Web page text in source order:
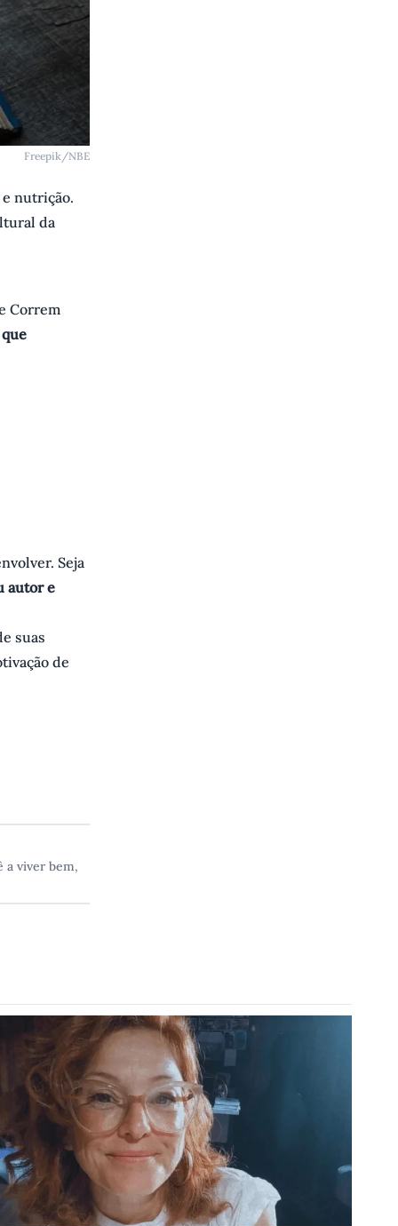
Freepik/NBE
nutrição.
da
Correm
Seja
autor e
suas
de
a viver bem,